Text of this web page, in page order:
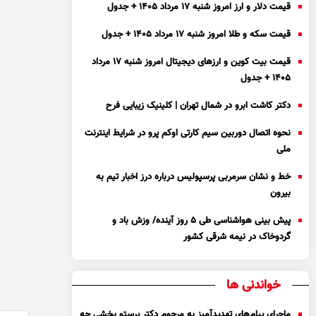
قیمت دلار و ارز امروز شنبه ۱۷ مرداد ۱۴۰۵ + جدول
قیمت سکه و طلا امروز شنبه ۱۷ مرداد ۱۴۰۵ + جدول
قیمت بیت کوین و ارز‌های دیجیتال امروز شنبه ۱۷ مرداد
۱۴۰۵ + جدول
دکتر کاشت ابرو در شمال تهران | کلینیک زیبایی فرح
نحوه اتصال دوربین سیم کارتی اوکم پرو در شرایط اینترنت
ملی
خط و نشان سرمربی پرسپولیس درباره درز اخبار تیم به
بیرون
پیش بینی هواشناسی طی ۵ روز آینده/ وزش باد و
گردوخاک در نیمه شرقی کشور
خواندنی ها